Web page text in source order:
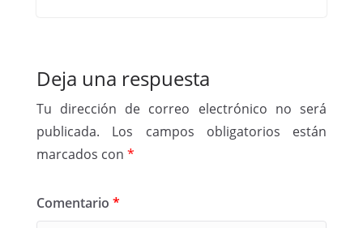
Deja una respuesta
Tu dirección de correo electrónico no será
publicada.
Los campos obligatorios están
marcados con *
Comentario *